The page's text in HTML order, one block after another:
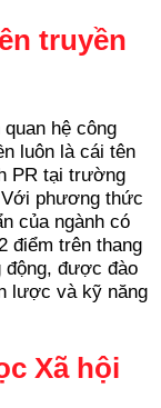
truyền
hệ công
luôn là cái tên
PR tại trường
phương thức
của ngành có
điểm trên thang
động, được đào
lược và kỹ năng
Xã hội